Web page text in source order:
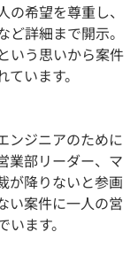
希望を尊重し、
詳細まで開示。
いう思いから案件
います。
ンジニアのために
業部リーダー、マ
が降りないと参画
い案件に一人の営
ます。